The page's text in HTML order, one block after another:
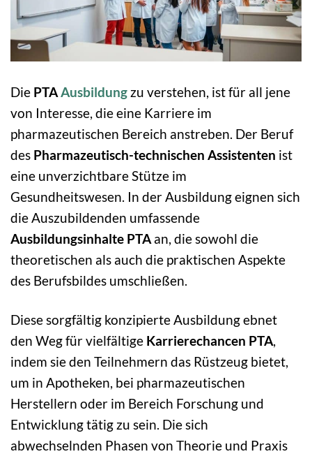
Die PTAAusbildung zu verstehen, ist für all jene
von Interesse, die eine Karriere im
pharmazeutischen Bereich anstreben. Der Beruf
des Pharmazeutisch-technischen Assistenten ist
eine unverzichtbare Stütze im
Gesundheitswesen. In der Ausbildung eignen sich
die Auszubildenden umfassende
Ausbildungsinhalte PTA an, die sowohl die
theoretischen als auch die praktischen Aspekte
des Berufsbildes umschließen.
Diese sorgfältig konzipierte Ausbildung ebnet
den Weg für vielfältige Karrierechancen PTA,
indem sie den Teilnehmern das Rüstzeug bietet,
um in Apotheken, bei pharmazeutischen
Herstellern oder im Bereich Forschung und
Entwicklung tätig zu sein. Die sich
abwechselnden Phasen von Theorie und Praxis